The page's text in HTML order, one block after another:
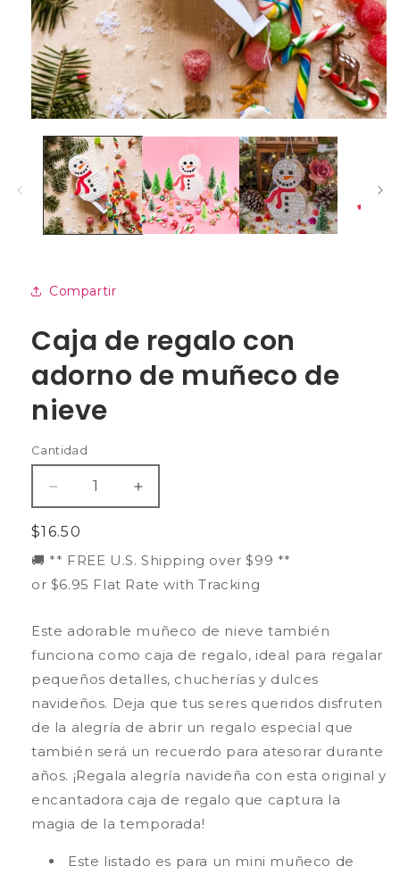
Abrir
elemento
multimedia
1
una
ventana
modal
Compartir
Caja de regalo con
adorno de muñeco de
nieve
Cantidad
Reducir
cantidad
para
de
regalo
adorno
muñeco
de
nieve
Aumentar
cantidad
de
regalo
adorno
muñeco
de
nieve
Precio
habitual
$16.50
🚚 ** FREE U.S. Shipping over $99 **
or $6.95 Flat Rate with Tracking
Este adorable muñeco de nieve también
funciona como caja de regalo, ideal para regalar
pequeños detalles, chucherías y dulces
navideños. Deja que tus seres queridos disfruten
de la alegría de abrir un regalo especial que
también será un recuerdo para atesorar durante
años. ¡Regala alegría navideña con esta original y
encantadora caja de regalo que captura la
magia de la temporada!
Este listado es para un mini muñeco de